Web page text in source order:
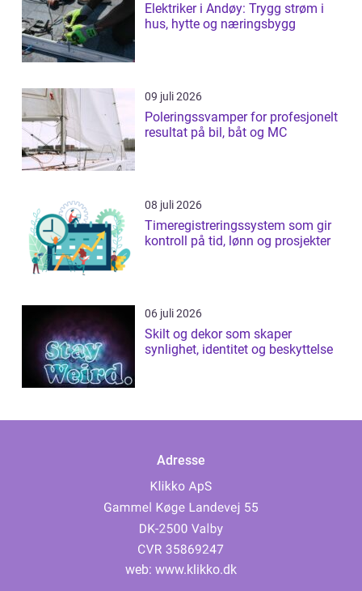
Elektriker i Andøy: Trygg strøm i
hus, hytte og næringsbygg
09 juli 2026
Poleringssvamper for profesjonelt
resultat på bil, båt og MC
08 juli 2026
Timeregistreringssystem som gir
kontroll på tid, lønn og prosjekter
06 juli 2026
Skilt og dekor som skaper
synlighet, identitet og beskyttelse
Adresse
web: www.klikko.dk